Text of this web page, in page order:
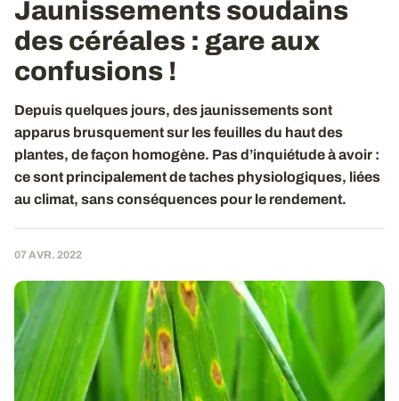
Jaunissements soudains
des céréales : gare aux
confusions !
Depuis quelques jours, des jaunissements sont
apparus brusquement sur les feuilles du haut des
plantes, de façon homogène. Pas d’inquiétude à avoir :
ce sont principalement de taches physiologiques, liées
au climat, sans conséquences pour le rendement.
07 AVR. 2022